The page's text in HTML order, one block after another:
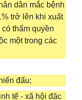
dân mắc bệnh
trở lên khi xuất
thẩm quyền
một trong các
đấu;
tế - xã hội đặc